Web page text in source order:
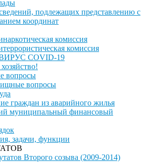
подлежащих представлению с
координат
комиссия
комиссия
COVID-19
вопросы
вопросы
граждан из аварийного жилья
муниципальный финансовый
задачи, функции
Второго созыва (2009-2014)